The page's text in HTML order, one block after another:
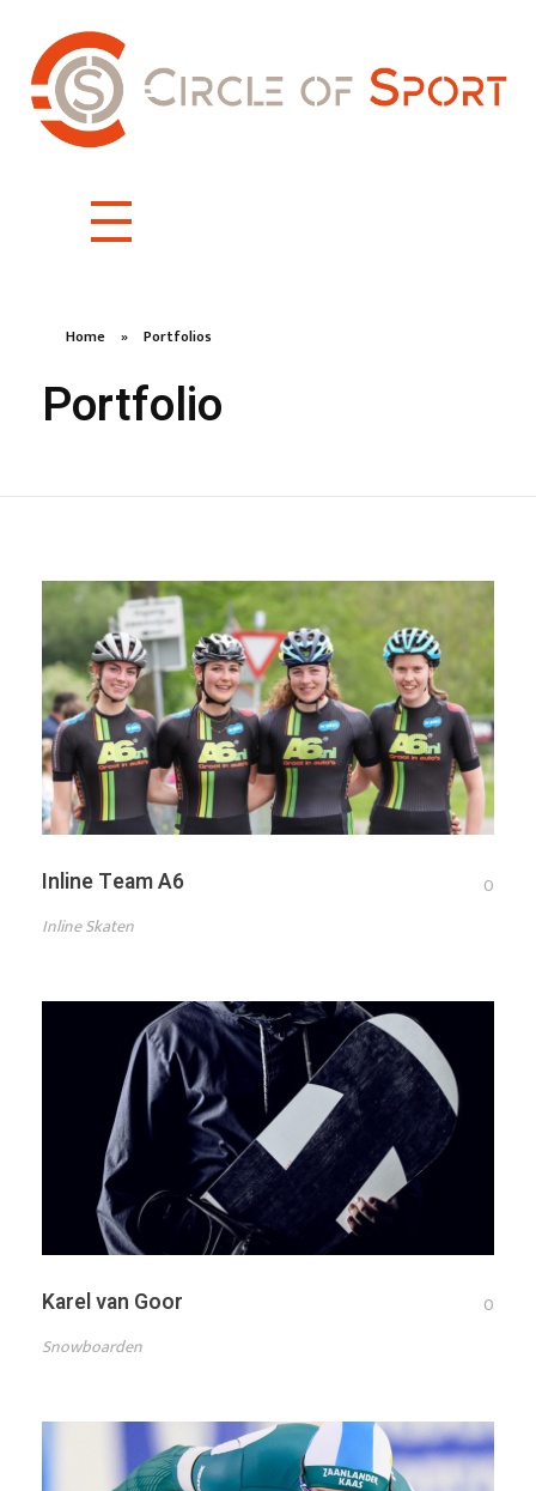
Home » Portfolios
Portfolio
Inline Team A6
0
Inline Skaten
Karel van Goor
0
Snowboarden